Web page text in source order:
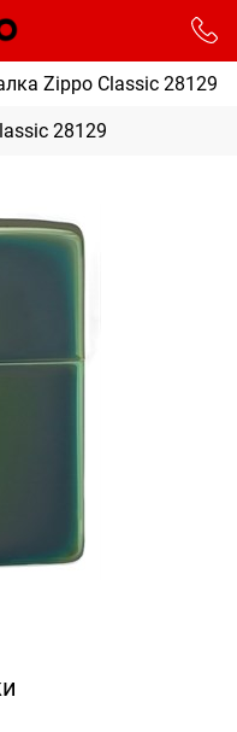
Zippo Classic 28129
28129
доставки